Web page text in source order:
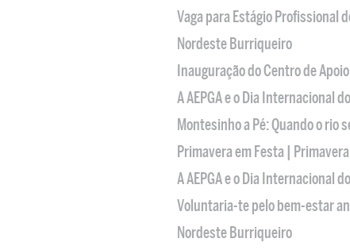
Vaga para Estágio Profissional
Nordeste Burriqueiro
Inauguração do Centro de
A AEPGA e o Dia Internacional
Montesinho a Pé: Quando o rio
Primavera em Festa |
A AEPGA e o Dia Internacional
Voluntaria-te pelo bem-estar
Nordeste Burriqueiro